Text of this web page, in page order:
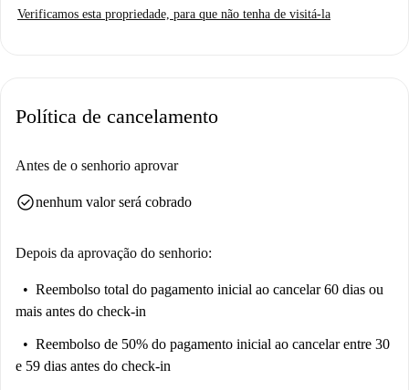
segurança.
e a Enoteca Armellini, além de mercados como a Tabaccheria e a Ok-
também são facilmente acessíveis, tornando esta localização atraente para
Verificamos esta propriedade, para que não tenha de visitá-la
Política de cancelamento
Antes de o senhorio aprovar
check_circlenenhum valor será cobrado
Depois da aprovação do senhorio:
Reembolso total do pagamento inicial ao cancelar 60 dias ou
mais antes do check-in
Reembolso de 50% do pagamento inicial ao cancelar entre 30
e 59 dias antes do check-in